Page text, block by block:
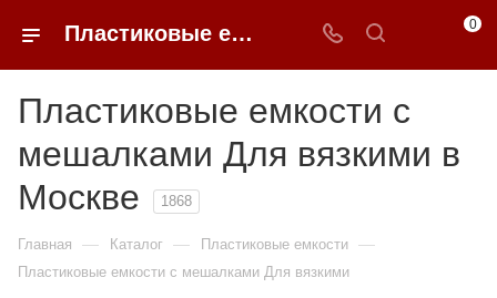
Пластиковые емкости с мешалками Для вязкими недорого в Москве | 0FFER 0
Пластиковые емкости с
мешалками Для вязкими в
Москве
1868
Главная — Каталог — Пластиковые емкости —
Пластиковые емкости с мешалками Для вязкими